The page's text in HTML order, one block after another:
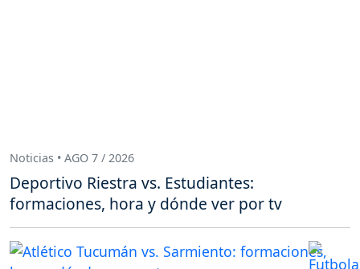
Noticias • AGO 7 / 2026
Deportivo Riestra vs. Estudiantes:
formaciones, hora y dónde ver por tv